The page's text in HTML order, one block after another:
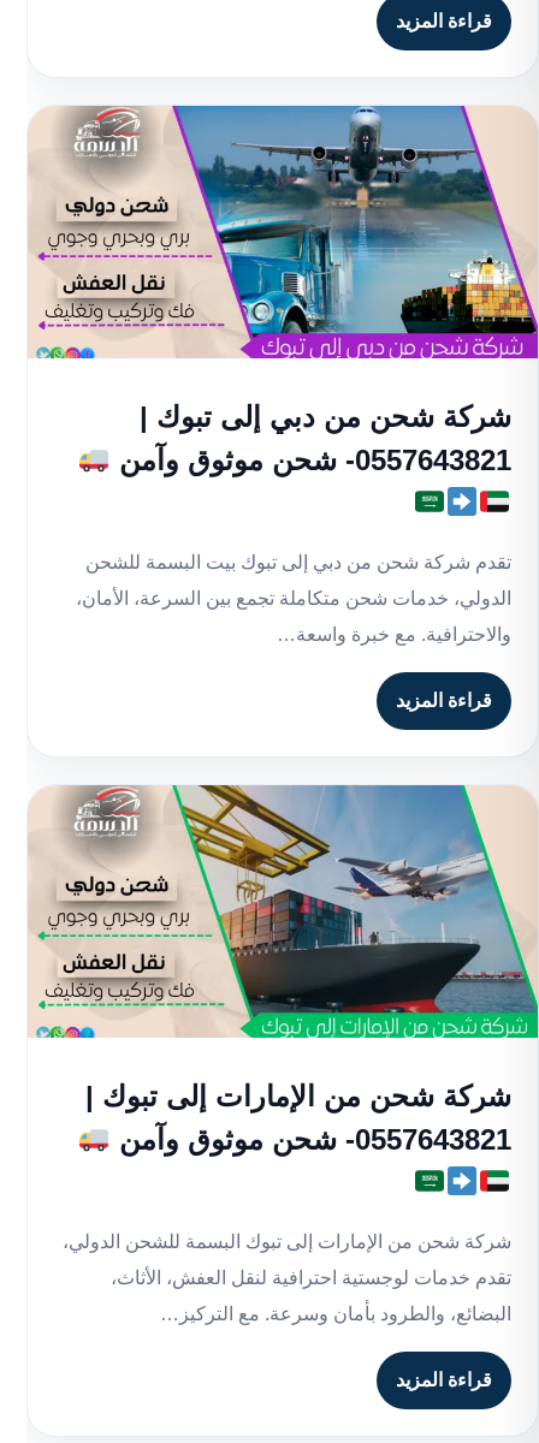
قراءة المزيد
شركة شحن من دبي إلى تبوك |
0557643821- شحن موثوق وآمن
تقدم شركة شحن من دبي إلى تبوك بيت البسمة للشحن
الدولي، خدمات شحن متكاملة تجمع بين السرعة، الأمان،
والاحترافية. مع خبرة واسعة…
قراءة المزيد
شركة شحن من الإمارات إلى تبوك |
0557643821- شحن موثوق وآمن
شركة شحن من الإمارات إلى تبوك البسمة للشحن الدولي،
تقدم خدمات لوجستية احترافية لنقل العفش، الأثاث،
البضائع، والطرود بأمان وسرعة. مع التركيز…
قراءة المزيد